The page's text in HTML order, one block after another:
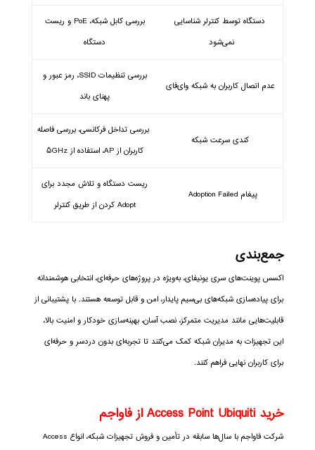
دستگاه توسط کنترلر شناسایی
نمی‌شود
بررسی کابل شبکه، PoE و ریست
دستگاه
عدم اتصال کاربران به شبکه وای‌فای
بررسی تنظیمات SSID، رمز عبور و
پهنای باند
کندی سرعت شبکه
بررسی تداخل فرکانسی، بررسی فاصله
کاربران از AP، استفاده از ۵GHz
پیغام Adoption Failed
ریست دستگاه و تلاش مجدد برای
Adopt کردن از طریق کنترلر
جمع‌بندی
اکسس پوینت‌های سری یونیفای، به‌ویژه در پروژه‌های حرفه‌ای، انتخابی هوشمندانه
برای پیاده‌سازی شبکه‌های بی‌سیم پایدار، امن و قابل توسعه هستند. با پشتیبانی از
قابلیت‌هایی مانند مدیریت متمرکز، نصب آسان، بهینه‌سازی خودکار و امنیت بالا،
این تجهیزات به مدیران شبکه کمک می‌کنند تا تجربه‌ای بدون دردسر و حرفه‌ای
برای کاربران نهایی فراهم کنند.
خرید Access Point Ubiquiti از فاواجم
شرکت فاواجم با سال‌ها سابقه در تأمین و فروش تجهیزات شبکه، انواع Access